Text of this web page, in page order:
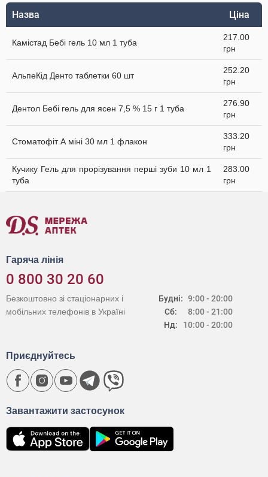
Назва Ціна
Камістад Бебі гель 10 мл 1 туба
217.00
грн
АльпеКід Денто таблетки 60 шт
252.20
грн
Дентол Бебі гель для ясен 7,5 % 15 г 1 туба
276.90
грн
Стоматофіт А міні 30 мл 1 флакон
333.20
грн
Кучику Гель для прорізування перші зуби 10 мл 1
туба
283.00
грн
Гаряча лінія
0 800 30 20 60
Будні:
Сб:
Нд:
9:00 - 20:00
8:00 - 21:00
10:00 - 20:00
Безкоштовно зі стаціонарних і
мобільних телефонів в Україні
Завантажити застосунок
Приєднуйтесь